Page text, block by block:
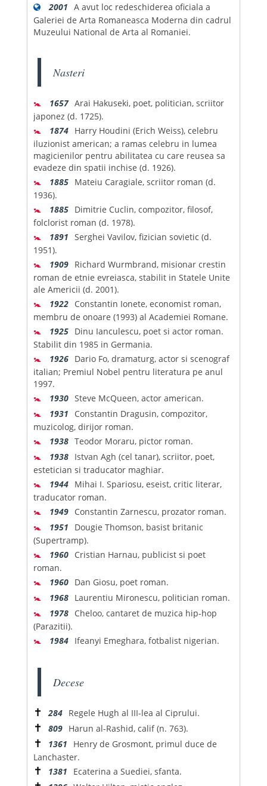
2001 A avut loc redeschiderea oficiala a
Galeriei de Arta Romaneasca Moderna din cadrul
Muzeului National de Arta al Romaniei.
Nasteri
🚼 1657 Arai Hakuseki, poet, politician, scriitor
japonez (d. 1725).
🚼 1874 Harry Houdini (Erich Weiss), celebru
iluzionist american; a ramas celebru in lumea
magicienilor pentru abilitatea cu care reusea sa
evadeze din spatii inchise (d. 1926).
🚼 1885 Mateiu Caragiale, scriitor roman (d.
1936).
🚼 1885 Dimitrie Cuclin, compozitor, filosof,
folclorist roman (d. 1978).
🚼 1891 Serghei Vavilov, fizician sovietic (d.
1951).
🚼 1909 Richard Wurmbrand, misionar crestin
roman de etnie evreiasca, stabilit in Statele Unite
ale Americii (d. 2001).
🚼 1922 Constantin Ionete, economist roman,
membru de onoare (1993) al Academiei Romane.
🚼 1925 Dinu Ianculescu, poet si actor roman.
Stabilit din 1985 in Germania.
🚼 1926 Dario Fo, dramaturg, actor si scenograf
italian; Premiul Nobel pentru literatura pe anul
1997.
🚼 1930 Steve McQueen, actor american.
🚼 1931
Constantin Dragusin, compozitor,
muzicolog, dirijor roman.
🚼 1938 Teodor Moraru, pictor roman.
🚼 1938 Istvan Agh (cel tanar), scriitor, poet,
estetician si traducator maghiar.
🚼 1944 Mihai I. Spariosu, eseist, critic literar,
traducator roman.
🚼 1949 Constantin Zarnescu, prozator roman.
🚼 1951
Dougie Thomson, basist britanic
(Supertramp).
🚼 1960 Cristian Harnau, publicist si poet
roman.
🚼 1960 Dan Giosu, poet roman.
🚼 1968 Laurentiu Mironescu, politician roman.
🚼 1978 Cheloo, cantaret de muzica hip-hop
(Parazitii).
🚼 1984 Ifeanyi Emeghara, fotbalist nigerian.
Decese
✝ 284 Regele Hugh al III-lea al Ciprului.
✝ 809 Harun al-Rashid, calif (n. 763).
✝ 1361
Henry de Grosmont, primul duce de
Lanchaster.
✝ 1381 Ecaterina a Suediei, sfanta.